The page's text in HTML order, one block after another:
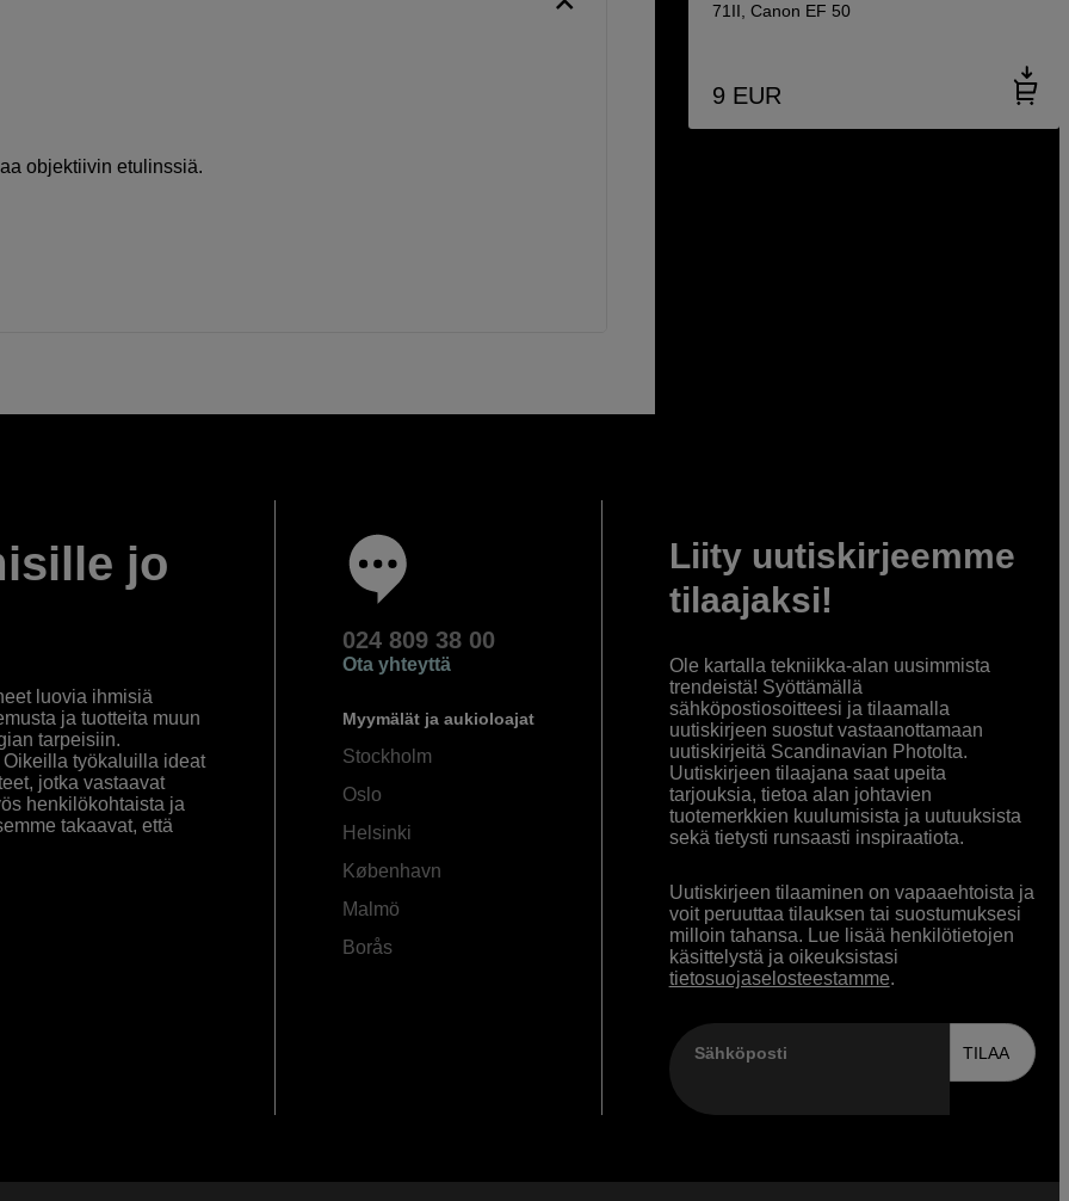
objektiivin etulinssiä.
71II, Canon EF 50
9 EUR
jo
luovia ihmisiä
ja tuotteita muun
tarpeisiin.
työkaluilla ideat
jotka vastaavat
henkilökohtaista ja
takaavat, että
024 809 38 00
Ota yhteyttä
Myymälät ja aukioloajat
Stockholm
Oslo
Helsinki
København
Malmö
Borås
Liity uutiskirjeemme
tilaajaksi!
Ole kartalla tekniikka-alan uusimmista
trendeistä! Syöttämällä
sähköpostiosoitteesi ja tilaamalla
uutiskirjeen suostut vastaanottamaan
uutiskirjeitä Scandinavian Photolta.
Uutiskirjeen tilaajana saat upeita
tarjouksia, tietoa alan johtavien
tuotemerkkien kuulumisista ja uutuuksista
sekä tietysti runsaasti inspiraatiota.
Uutiskirjeen tilaaminen on vapaaehtoista ja
voit peruuttaa tilauksen tai suostumuksesi
milloin tahansa. Lue lisää henkilötietojen
käsittelystä ja oikeuksistasi
tietosuojaselosteestamme.
Sähköposti TILAA